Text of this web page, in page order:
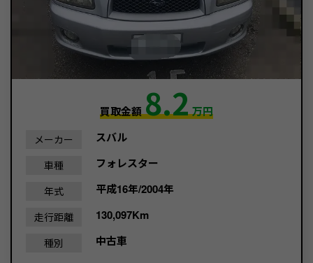
買取金額8.2万円
メーカー スバル
車種 フォレスター
年式 平成16年/2004年
走行距離 130,097Km
種別 中古車